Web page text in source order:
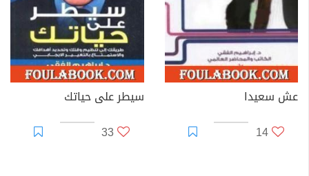
عش سعيدا
14
سيطر على حياتك
33